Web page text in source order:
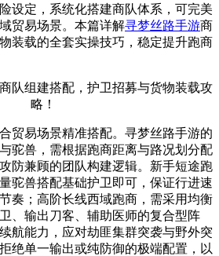
设定，系统化搭建商队体系，可完美
贸易场景。本篇详解寻梦丝路手游商
装载的全套实操技巧，稳定提升跑商
贸易场景精准搭配。寻梦丝路手游的
驼兽，需根据跑商距离与路况划分配
防兼顾的团队构建逻辑。新手短途跑
驼兽搭配基础护卫即可，保证行进速
奏；高阶长线西域跑商，需采用均衡
、输出刀客、辅助医师的复合型阵
航能力，应对劫匪集群突袭与野外突
绝单一输出或纯防御的极端配置，以